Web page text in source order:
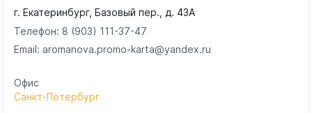
г. Екатеринбург, Базовый пер., д. 43А
Телефон: 8 (903) 111-37-47
Email: aromanova.promo-karta@yandex.ru
Офис
Санкт-Петербург